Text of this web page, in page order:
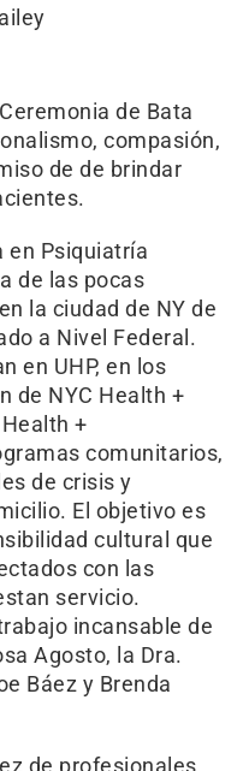
de Bata
compasión,
de de brindar
en Psiquiatría
de las pocas
la ciudad de NY de
a Nivel Federal.
en UHP, en los
de NYC Health +
+
comunitarios,
de crisis y
El objetivo es
cultural que
con las
servicio.
incansable de
Agosto, la Dra.
Báez y Brenda
de profesionales